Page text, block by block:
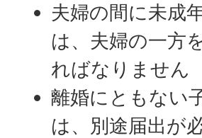
夫婦の間に未成
は、夫婦の一方
ればなりません
離婚にともない
は、別途届出が